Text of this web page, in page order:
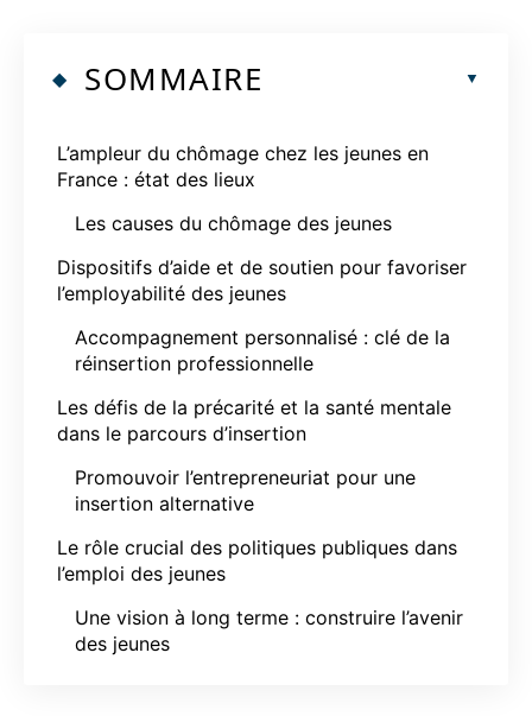
SOMMAIRE
L’ampleur du chômage chez les jeunes en
France : état des lieux
Les causes du chômage des jeunes
Dispositifs d’aide et de soutien pour favoriser
l’employabilité des jeunes
Accompagnement personnalisé : clé de la
réinsertion professionnelle
Les défis de la précarité et la santé mentale
dans le parcours d’insertion
Promouvoir l’entrepreneuriat pour une
insertion alternative
Le rôle crucial des politiques publiques dans
l’emploi des jeunes
Une vision à long terme : construire l’avenir
des jeunes